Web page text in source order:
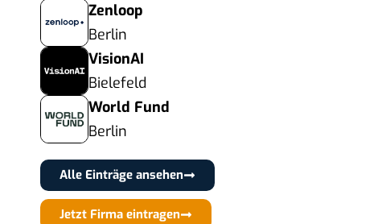
Zenloop
Berlin
VisionAI
Bielefeld
World Fund
Berlin
Alle Einträge ansehen
Jetzt Firma eintragen